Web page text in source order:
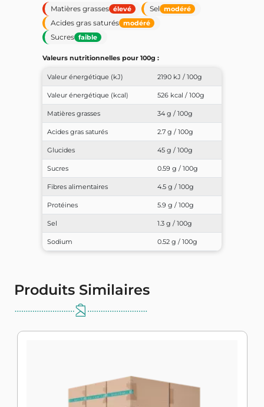
Matières grasses élevé Sel modéré
Acides gras saturés modéré
Sucres faible
Valeurs nutritionnelles pour 100g :
Valeur énergétique (kJ) 2190 kJ / 100g
Valeur énergétique (kcal) 526 kcal / 100g
Matières grasses 34 g / 100g
Acides gras saturés 2.7 g / 100g
Glucides 45 g / 100g
Sucres 0.59 g / 100g
Fibres alimentaires 4.5 g / 100g
Protéines 5.9 g / 100g
Sel 1.3 g / 100g
Sodium 0.52 g / 100g
Produits Similaires